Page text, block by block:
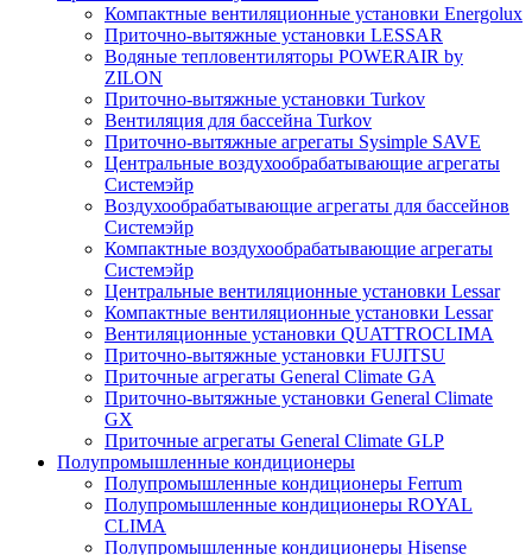
Компактные вентиляционные установки Energolux
Приточно-вытяжные установки LESSAR
Водяные тепловентиляторы POWERAIR by
ZILON
Приточно-вытяжные установки Turkov
Вентиляция для бассейна Turkov
Приточно-вытяжные агрегаты Sysimple SAVE
Центральные воздухообрабатывающие агрегаты
Системэйр
Воздухообрабатывающие агрегаты для бассейнов
Системэйр
Компактные воздухообрабатывающие агрегаты
Системэйр
Центральные вентиляционные установки Lessar
Компактные вентиляционные установки Lessar
Вентиляционные установки QUATTROCLIMA
Приточно-вытяжные установки FUJITSU
Приточные агрегаты General Climate GA
Приточно-вытяжные установки General Climate
GX
Приточные агрегаты General Climate GLP
Полупромышленные кондиционеры
Полупромышленные кондиционеры Ferrum
Полупромышленные кондиционеры ROYAL
CLIMA
Полупромышленные кондиционеры Hisense